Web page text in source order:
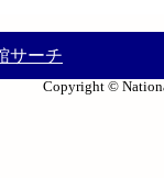
サーチ
Copyright ©